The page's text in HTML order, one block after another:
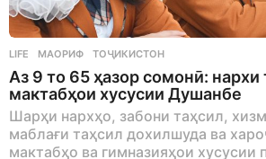
LIFE МАОРИФ ,ТОҶИКИСТОН
Аз 9 то 65 ҳазор сомонӣ: нархи
мактабҳои хусусии Душанбе
Шарҳи нархҳо, забони таҳсил,
маблағи таҳсил дохилшуда ва
мактабҳо ва гимназияҳои хусусии